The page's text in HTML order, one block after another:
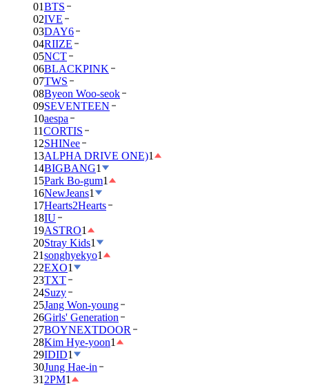
01BTS
02IVE
03DAY6
04RIIZE
05NCT
06BLACKPINK
07TWS
08Byeon Woo-seok
09SEVENTEEN
10aespa
11CORTIS
12SHINee
13ALPHA DRIVE ONE)1
14BIGBANG1
15Park Bo-gum1
16NewJeans1
17Hearts2Hearts
18IU
19ASTRO1
20Stray Kids1
21songhyekyo1
22EXO1
23TXT
24Suzy
25Jang Won-young
26Girls' Generation
27BOYNEXTDOOR
28Kim Hye-yoon1
29IDID1
30Jung Hae-in
31 2PM1